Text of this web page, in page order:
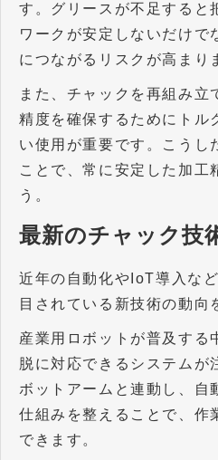
す。グリースが不足すると
ワークが安定しないだけで
につながるリスクが高まり
また、チャックを再組み立
精度を確保するためにトル
い使用が重要です。こうし
ことで、常に安定した加工
う。
最新のチャック技
近年の自動化や IoT導入な
目されている新技術の動向
産業用ロボットが普及する
脱に対応できるシステムが
ボットアームと連動し、自
仕組みを整えることで、作
できます。